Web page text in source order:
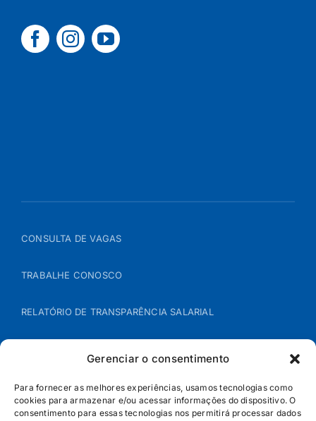
Gerenciar o consentimento
Para fornecer as melhores experiências, usamos tecnologias como
cookies para armazenar e/ou acessar informações do dispositivo. O
consentimento para essas tecnologias nos permitirá processar dados
CONSULTA DE VAGAS
TRABALHE CONOSCO
RELATÓRIO DE TRANSPARÊNCIA SALARIAL
POLÍTICA DE COOKIES